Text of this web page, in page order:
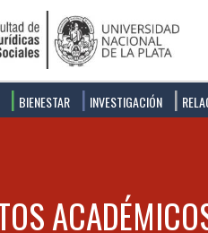
BIENESTAR INVESTIGACIÓN